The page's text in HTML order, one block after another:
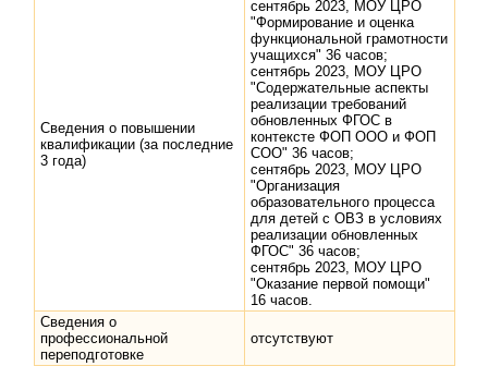
Сведения о повышении
квалификации (за последние
3 года)
сентябрь 2023, МОУ ЦРО
"Формирование и оценка
функциональной грамотности
учащихся" 36 часов;
сентябрь 2023, МОУ ЦРО
"Содержательные аспекты
реализации требований
обновленных ФГОС в
контексте ФОП ООО и ФОП
СОО" 36 часов;
сентябрь 2023, МОУ ЦРО
"Организация
образовательного процесса
для детей с ОВЗ в условиях
реализации обновленных
ФГОС" 36 часов;
сентябрь 2023, МОУ ЦРО
"Оказание первой помощи"
16 часов.
Сведения о
профессиональной
переподготовке
отсутствуют